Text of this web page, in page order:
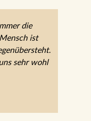
die
ist
fühlen